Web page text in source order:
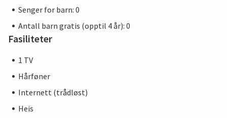
Senger for barn: 0
Antall barn gratis (opptil 4 år): 0
Fasiliteter
1 TV
Hårføner
Internett (trådløst)
Heis